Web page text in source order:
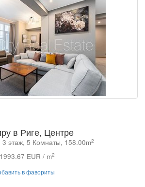
в Риге, Центре
этаж, 5 Комнаты, 158.00m2
1993.67 EUR / m2
в фавориты